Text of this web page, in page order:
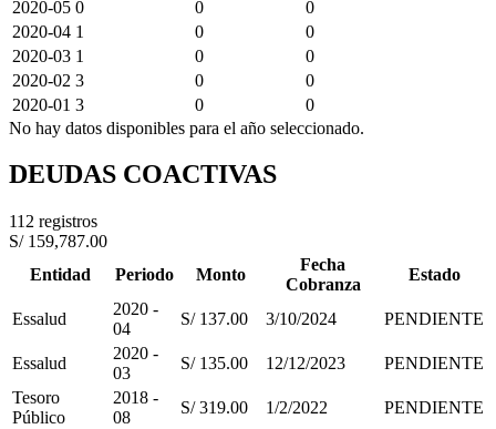
2020-05 0 0
0
2020-04 1 0
0
2020-03 1 0
0
2020-02 3 0
0
2020-01 3 0
0
No hay datos disponibles para el año seleccionado.
DEUDAS COACTIVAS
112 registros
S/ 159,787.00
Entidad
Periodo Monto
Fecha
Cobranza
Estado
Essalud
2020 -
04
S/ 137.00 3/10/2024 PENDIENTE
Essalud
2020 -
03
S/ 135.00 12/12/2023
PENDIENTE
Tesoro
Público
2018 -
08
S/ 319.00 1/2/2022
PENDIENTE